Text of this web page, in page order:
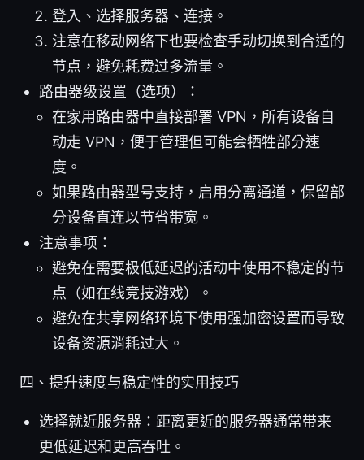
登入、选择服务器、连接。
注意在移动网络下也要检查手动切换到合适的
节点，避免耗费过多流量。
路由器级设置（选项）：
在家用路由器中直接部署 VPN，所有设备自
动走 VPN，便于管理但可能会牺牲部分速
度。
如果路由器型号支持，启用分离通道，保留部
分设备直连以节省带宽。
注意事项：
避免在需要极低延迟的活动中使用不稳定的节
点（如在线竞技游戏）。
避免在共享网络环境下使用强加密设置而导致
设备资源消耗过大。
四、提升速度与稳定性的实用技巧
选择就近服务器：距离更近的服务器通常带来
更低延迟和更高吞吐。